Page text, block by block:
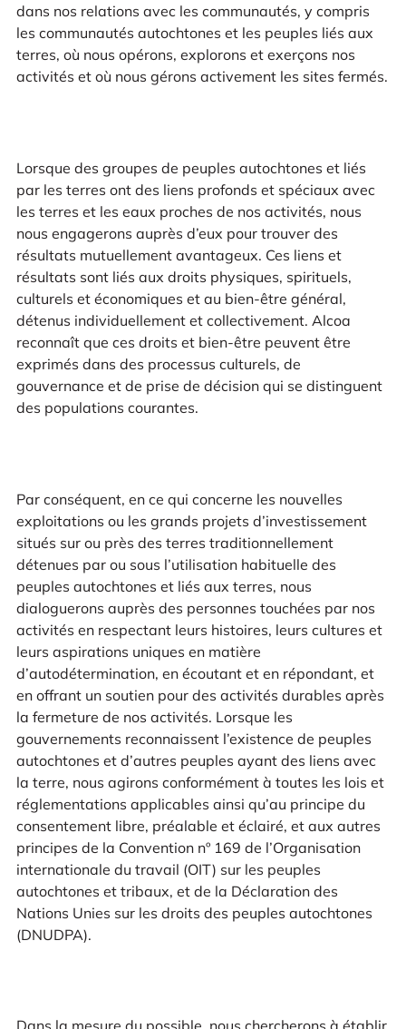
dans nos relations avec les communautés, y compris
les communautés autochtones et les peuples liés aux
terres, où nous opérons, explorons et exerçons nos
activités et où nous gérons activement les sites fermés.
Lorsque des groupes de peuples autochtones et liés
par les terres ont des liens profonds et spéciaux avec
les terres et les eaux proches de nos activités, nous
nous engagerons auprès d’eux pour trouver des
résultats mutuellement avantageux. Ces liens et
résultats sont liés aux droits physiques, spirituels,
culturels et économiques et au bien-être général,
détenus individuellement et collectivement. Alcoa
reconnaît que ces droits et bien-être peuvent être
exprimés dans des processus culturels, de
gouvernance et de prise de décision qui se distinguent
des populations courantes.
Par conséquent, en ce qui concerne les nouvelles
exploitations ou les grands projets d’investissement
situés sur ou près des terres traditionnellement
détenues par ou sous l’utilisation habituelle des
peuples autochtones et liés aux terres, nous
dialoguerons auprès des personnes touchées par nos
activités en respectant leurs histoires, leurs cultures et
leurs aspirations uniques en matière
d’autodétermination, en écoutant et en répondant, et
en offrant un soutien pour des activités durables après
la fermeture de nos activités. Lorsque les
gouvernements reconnaissent l’existence de peuples
autochtones et d’autres peuples ayant des liens avec
la terre, nous agirons conformément à toutes les lois et
réglementations applicables ainsi qu’au principe du
consentement libre, préalable et éclairé, et aux autres
principes de la Convention nº 169 de l’Organisation
internationale du travail (OIT) sur les peuples
autochtones et tribaux, et de la Déclaration des
Nations Unies sur les droits des peuples autochtones
(DNUDPA).